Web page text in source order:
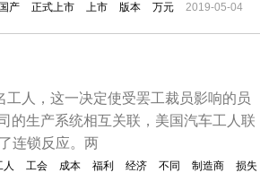
。全新XC40国产版本将提供时尚版、
国产 正式上市 上市 版本 万元 2019-05-04
人，这一决定使受罢工裁员影响的员
的生产系统相互关联，美国汽车工人联
连锁反应。两
人 工会 成本 福利 经济 不同 制造商
损失